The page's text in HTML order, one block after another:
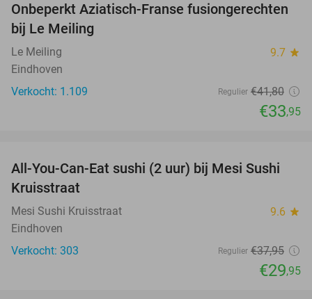
19%
Onbeperkt Aziatisch-Franse fusiongerechten
bij Le Meiling
Le Meiling 9.7 star
Eindhoven
Verkocht: 1.109
Regulier €41,80
€33,95
21%
All-You-Can-Eat sushi (2 uur) bij Mesi Sushi
Kruisstraat
Mesi Sushi Kruisstraat 9.6 star
Eindhoven
Verkocht: 303
Regulier €37,95
€29,95